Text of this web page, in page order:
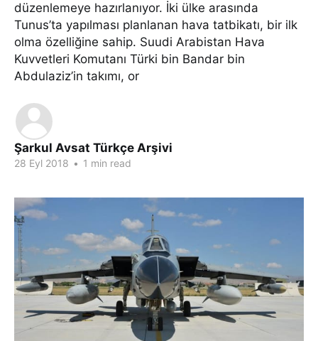
düzenlemeye hazırlanıyor. İki ülke arasında
Tunus’ta yapılması planlanan hava tatbikatı, bir ilk
olma özelliğine sahip. Suudi Arabistan Hava
Kuvvetleri Komutanı Türki bin Bandar bin
Abdulaziz’in takımı, or
Şarkul Avsat Türkçe Arşivi
28 Eyl 2018 • 1 min read